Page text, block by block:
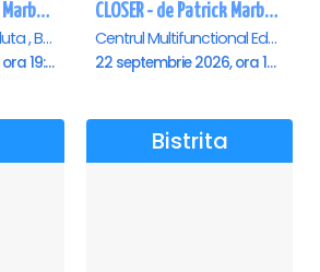
CLOSER - de Patrick Marber - Premiera - Brasov
Centrul Cultural Reduta , Brasov
21 septembrie 2026, ora 19:00
CLOSER - de Patrick Marber - Premiera - Constanta
Centrul Multifunctional Educativ pentru Tineret Jean Constantin, Constanta
22 septembrie 2026, ora 19:00
Bistrita